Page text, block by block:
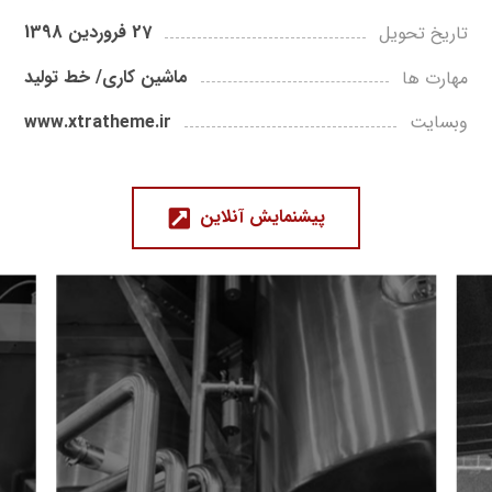
تاریخ تحویل
27 فروردین 1398
مهارت ها
ماشین کاری/ خط تولید
وبسایت
www.xtratheme.ir
پیشنمایش آنلاین